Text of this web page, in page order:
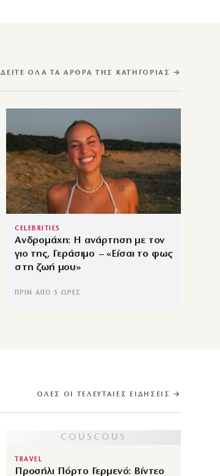
ΔΕΊΤΕ ΌΛΑ ΤΑ ΆΡΘΡΑ ΤΗΣ ΚΑΤΗΓΟΡΊΑΣ →
CELEBRITIES
Ανδρομάχη: Η ανάρτηση με τον
γιο της, Γεράσιμο – «Είσαι το φως
στη ζωή μου»
ΠΡΙΝ ΑΠΌ 5 ΏΡΕΣ
ΌΛΕΣ ΟΙ ΤΕΛΕΥΤΑΊΕΣ ΕΙΔΉΣΕΙΣ →
TRAVEL
Προσήλι Πόρτο Γερμενό: Βίντεο